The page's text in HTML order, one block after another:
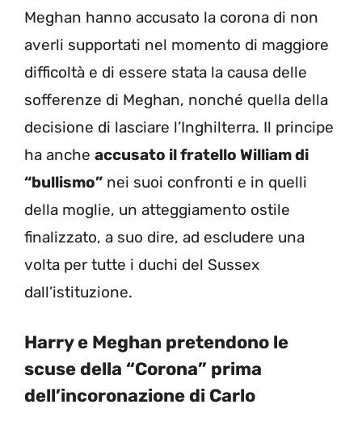
Meghan hanno accusato la corona di non
averli supportati nel momento di maggiore
difficoltà e di essere stata la causa delle
sofferenze di Meghan, nonché quella della
decisione di lasciare l’Inghilterra. Il principe
ha anche accusato il fratello William di
“bullismo” nei suoi confronti e in quelli
della moglie, un atteggiamento ostile
finalizzato, a suo dire, ad escludere una
volta per tutte i duchi del Sussex
dall’istituzione.
Harry e Meghan pretendono le
scuse della “Corona” prima
dell’incoronazione di Carlo